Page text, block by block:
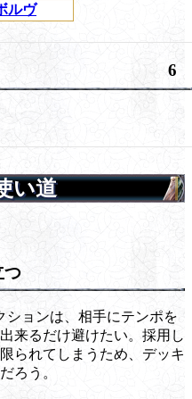
ルヴ
6
い道
つ
ションは、相手にテンポを
来るだけ避けたい。採用し
られてしまうため、デッキ
ろう。